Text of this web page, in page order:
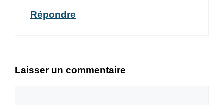
Répondre
Laisser un commentaire